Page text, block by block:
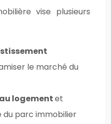
vise plusieurs
le marché du
logementet
du parc immobilier